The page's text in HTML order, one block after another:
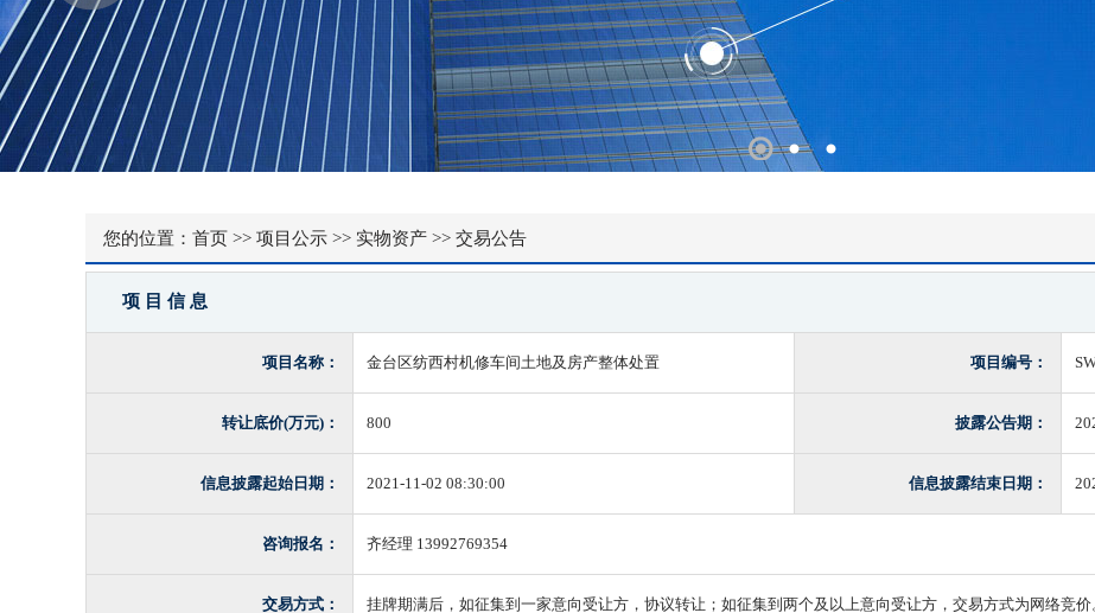
1
您的位置： 首页 >> 项目公示 >> 实物资产 >> 交易公告
项 目 信 息
项目名称： 金台区纺西村机修车间土地及房产整体处置 项目编号：
转让底价(万元)： 800 披露公告期：
信息披露起始日期： 2021-11-02 08:30:00 信息披露结束日期：
咨询报名： 齐经理 13992769354
交易方式： 挂牌期满后，如征集到一家意向受让方，协议转让；如征集到两个及以上意向受让方，交易方式为网络竞价